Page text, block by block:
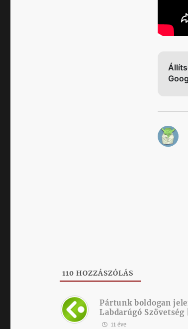
110 HOZZÁSZÓLÁS
Pártunk boldogan
Labdarúgó Szövetség
11 éve